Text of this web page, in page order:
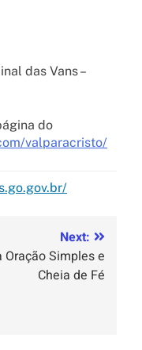
das Vans –
do
valparacristo/
Next:
Oração Simples e
Cheia de Fé